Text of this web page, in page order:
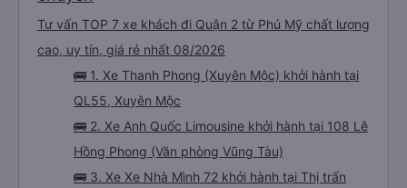
Tư vấn TOP 7 xe khách đi Quận 2 từ Phú Mỹ chất lượng
cao, uy tín, giá rẻ nhất 08/2026
🚌 1. Xe Thanh Phong (Xuyên Mộc) khởi hành tại
QL55, Xuyên Mộc
🚌 2. Xe Anh Quốc Limousine khởi hành tại 108 Lê
Hồng Phong (Văn phòng Vũng Tàu)
🚌 3. Xe Xe Nhà Mình 72 khởi hành tại Thị trấn